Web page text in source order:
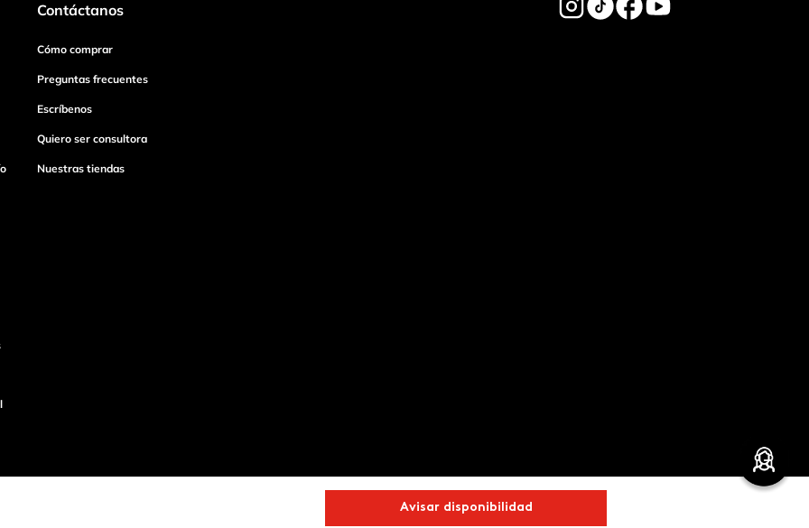
Avisar disponibilidad
Contáctanos
Cómo comprar
Preguntas frecuentes
Escríbenos
Quiero ser consultora
Nuestras tiendas